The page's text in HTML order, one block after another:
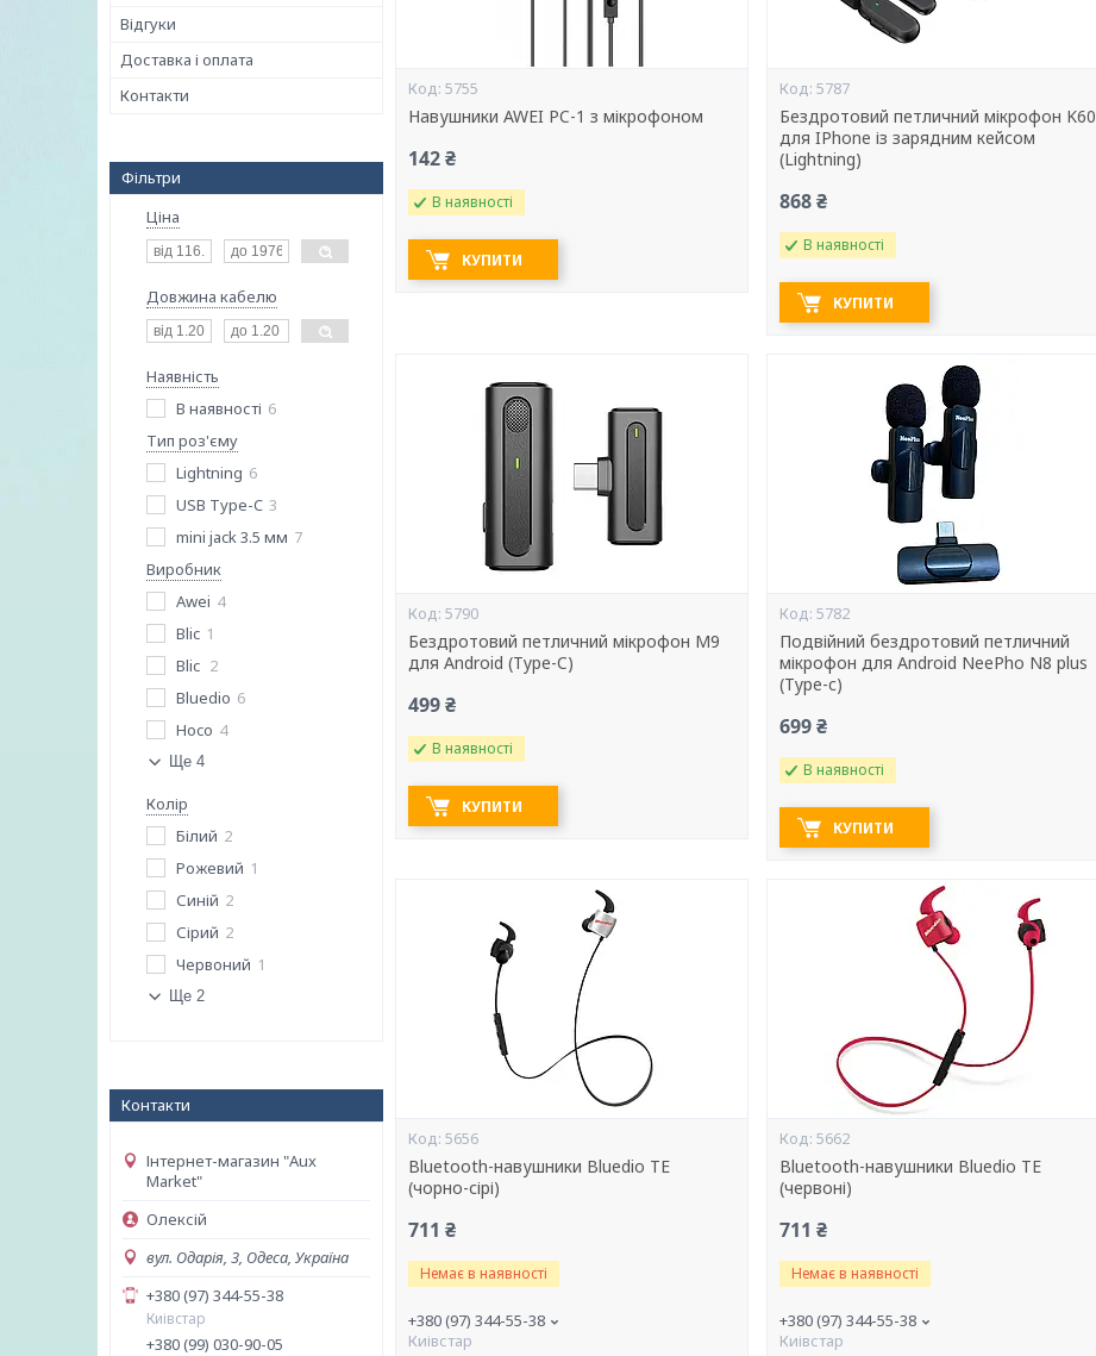
Відгуки
Доставка і оплата
Контакти
Фільтри
Ціна
Довжина кабелю
Наявність
В наявності 6
Тип роз'єму
Lightning 6
USB Type-C 3
mini jack 3.5 мм 7
Виробник
Awei 4
Blic 1
Blic 2
Bluedio 6
Hoco 4
Ще 4
Колір
Білий 2
Рожевий 1
Синій 2
Сірий 2
Червоний 1
Ще 2
Контакти
Інтернет-магазин "Aux
Market"
Олексій
вул. Одарія, 3, Одеса, Україна
+380 (97) 344-55-38
Киівстар
+380 (99) 030-90-05
5755
Навушники AWEI PC-1 з мікрофоном
142 ₴
В наявності
КУПИТИ
5787
Бездротовий петличний мікрофон K60
для IPhone із зарядним кейсом
(Lightning)
868 ₴
В наявності
КУПИТИ
5790
Бездротовий петличний мікрофон M9
для Android (Type-C)
499 ₴
В наявності
КУПИТИ
5782
Подвійний бездротовий петличний
мікрофон для Android NeePho N8 plus
(Type-c)
699 ₴
В наявності
КУПИТИ
5656
Bluetooth-навушники Bluedio TE
(чорно-сірі)
711 ₴
Немає в наявності
+380 (97) 344-55-38
Киівстар
5662
Bluetooth-навушники Bluedio TE
(червоні)
711 ₴
Немає в наявності
+380 (97) 344-55-38
Киівстар